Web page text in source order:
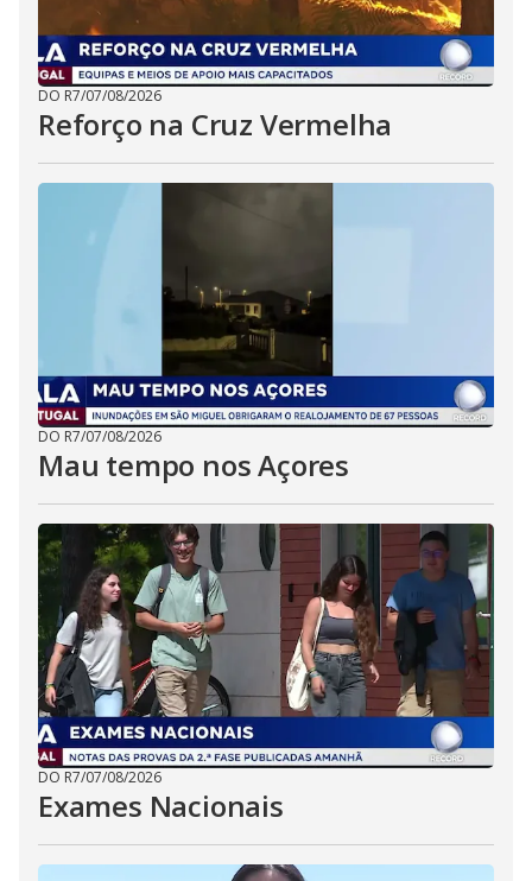
DO R7/07/08/2026
Reforço na Cruz Vermelha
DO R7/07/08/2026
Mau tempo nos Açores
DO R7/07/08/2026
Exames Nacionais